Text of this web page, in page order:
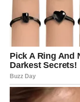
čekali priliku koja
Sada se sve menja.
Dolazi period u
harizma dolaze u
ono što ste vi
stvari.